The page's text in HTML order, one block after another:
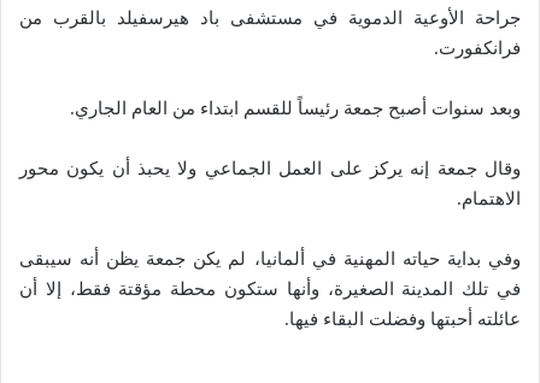
جراحة الأوعية الدموية في مستشفى باد هيرسفيلد بالقرب من
فرانكفورت.
وبعد سنوات أصبح جمعة رئيساً للقسم ابتداء من العام الجاري.
وقال جمعة إنه يركز على العمل الجماعي ولا يحبذ أن يكون محور
الاهتمام.
وفي بداية حياته المهنية في ألمانيا، لم يكن جمعة يظن أنه سيبقى
في تلك المدينة الصغيرة، وأنها ستكون محطة مؤقتة فقط، إلا أن
عائلته أحبتها وفضلت البقاء فيها.